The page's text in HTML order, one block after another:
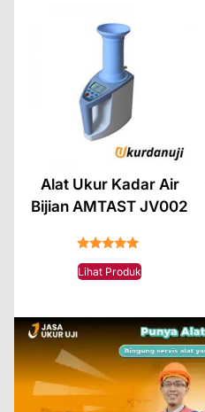
Alat Ukur Kadar Air
Bijian AMTAST JV002
Lihat Produk